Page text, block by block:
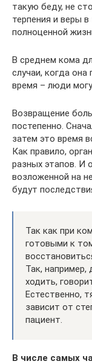
такую беду, не
терпения и веры
полноценной
В среднем кома
случаи, когда
время – люди
Возвращение
постепенно.
затем это время
Как правило,
разных этапов. И
возложенной на
будут
Так как при
готовыми к
Так,
ходить,
Естественно,
зависит от
пациент.
В числе самых